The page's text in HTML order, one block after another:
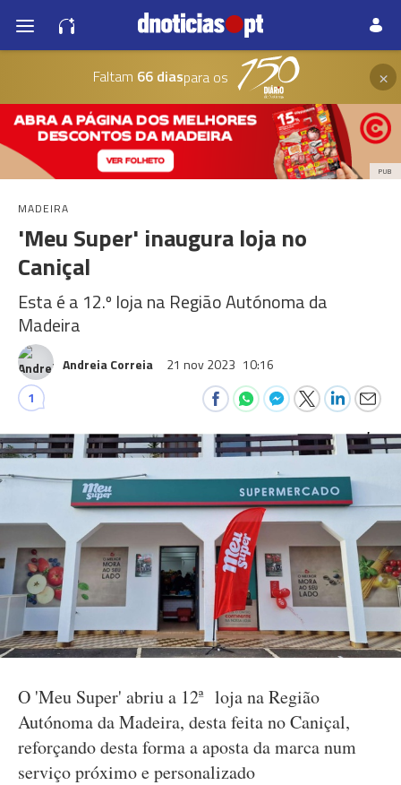
Faltam 66 diaspara os ×
PUB
MADEIRA
'Meu Super' inaugura loja no
Caniçal
Esta é a 12.º loja na Região Autónoma da
Madeira
Andreia Correia 21 nov 2023 10:16
1
O 'Meu Super' abriu a 12ª loja na Região
Autónoma da Madeira, desta feita no Caniçal,
reforçando desta forma a aposta da marca num
serviço próximo e personalizado